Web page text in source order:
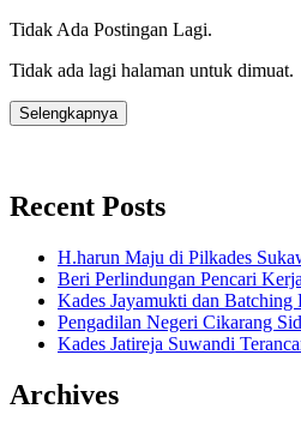
Tidak Ada Postingan Lagi.
Tidak ada lagi halaman untuk dimuat.
Selengkapnya
Recent Posts
H.harun Maju di Pilkades
Beri Perlindungan Pencari
Kades Jayamukti dan Batching
Pengadilan Negeri Cikarang
Kades Jatireja Suwandi
Archives